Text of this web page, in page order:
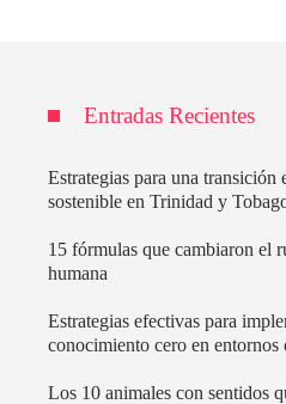
Entradas Recientes
Estrategias para una transición
sostenible en Trinidad y
15 fórmulas que cambiaron el
humana
Estrategias efectivas para
conocimiento cero en entornos
Los 10 animales con sentidos